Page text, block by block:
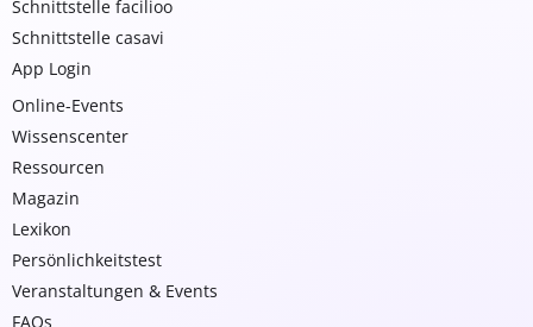
Schnittstelle facilioo
Schnittstelle casavi
App Login
Online-Events
Wissenscenter
Ressourcen
Magazin
Lexikon
Persönlichkeitstest
Veranstaltungen & Events
FAQs